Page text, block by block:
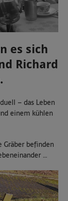
es sich
Richard
– das Leben
einem kühlen
Gräber befinden
…